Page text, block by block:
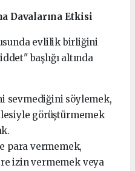
Davalarına Etkisi
evlilik birliğini
başlığı altında
sevmediğini söylemek,
görüştürmemek
para vermemek,
izin vermemek veya